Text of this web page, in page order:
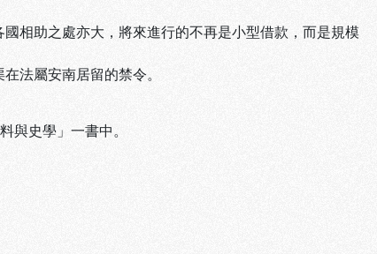
相助之處亦大，將來進行的不再是小型借款，而是規模
法屬安南居留的禁令。
史學」一書中。